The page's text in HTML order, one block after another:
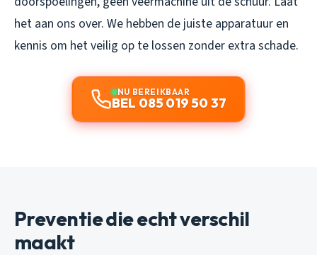
het aan ons over. We hebben de juiste apparatuur en
kennis om het veilig op te lossen zonder extra schade.
NU BEREIKBAAR
BEL 085 019 50 37
Preventie die echt verschil
maakt